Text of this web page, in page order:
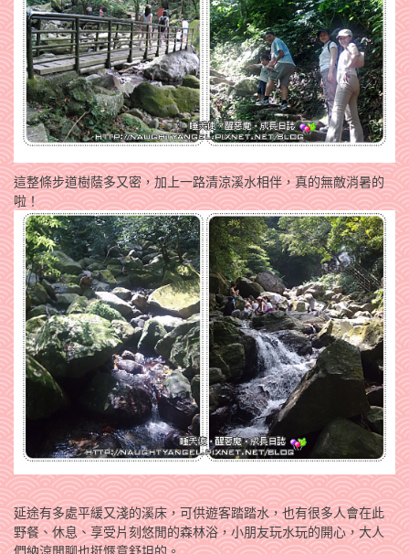
這整條步道樹蔭多又密，加上一路清涼溪水相伴，真的無敵消暑的
啦！
延途有多處平緩又淺的溪床，可供遊客踏踏水，也有很多人會在此
野餐、休息、享受片刻悠閒的森林浴，小朋友玩水玩的開心，大人
們納涼閒聊也挺愜意舒坦的。